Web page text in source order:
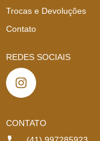
Trocas e Devoluções
Contato
REDES SOCIAIS
CONTATO